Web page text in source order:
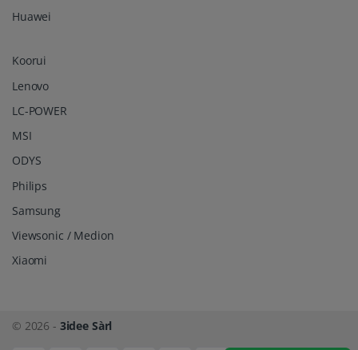
Huawei
Koorui
Lenovo
LC-POWER
MSI
ODYS
Philips
Samsung
Viewsonic / Medion
Xiaomi
© 2026 - 3idee Sàrl